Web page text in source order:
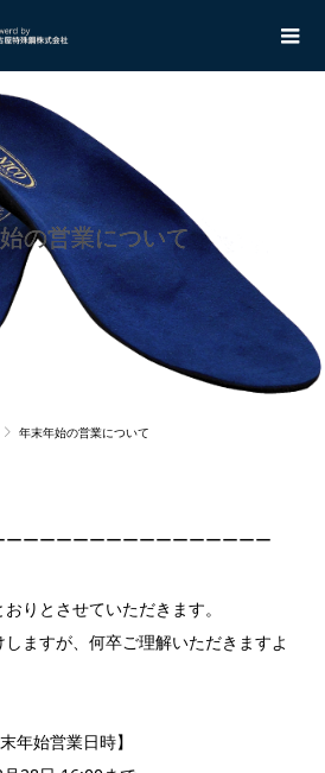
の営業について
年末年始の営業について
ーーーーーーーーーーーーーーー
りとさせていただきます。
ますが、何卒ご理解いただきますよ
年始営業日時】